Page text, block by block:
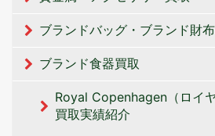
ブランドバッグ・ブランド財
ブランド食器買取
Royal Copenhagen（ロイ
買取実績紹介